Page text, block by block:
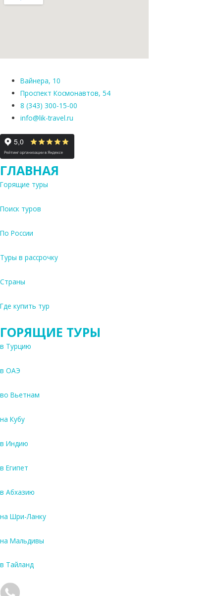
Вайнера, 10
Проспект Космонавтов, 54
8 (343) 300-15-00
info@lik-travel.ru
ГЛАВНАЯ
Горящие туры
Поиск туров
По России
Туры в рассрочку
Страны
Где купить тур
ГОРЯЩИЕ ТУРЫ
в Турцию
в ОАЭ
во Вьетнам
на Кубу
в Индию
в Египет
в Абхазию
на Шри-Ланку
на Мальдивы
в Тайланд